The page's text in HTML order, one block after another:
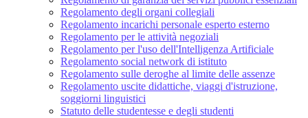
Regolamento degli organi collegiali
Regolamento incarichi personale esperto esterno
Regolamento per le attività negoziali
Regolamento per l'uso dell'Intelligenza Artificiale
Regolamento social network di istituto
Regolamento sulle deroghe al limite delle assenze
Regolamento uscite didattiche, viaggi d'istruzione,
soggiorni linguistici
Statuto delle studentesse e degli studenti